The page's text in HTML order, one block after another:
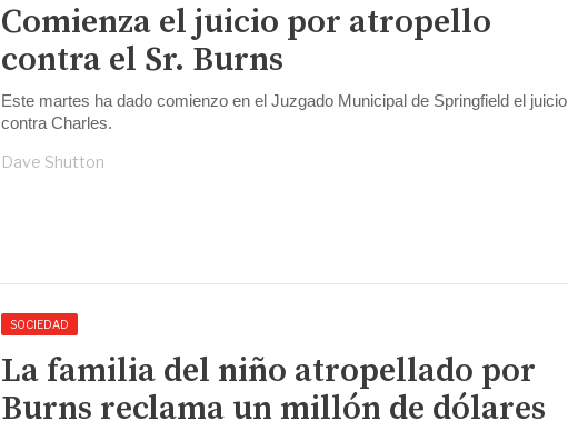
Comienza el juicio por atropello
contra el Sr. Burns
Este martes ha dado comienzo en el Juzgado Municipal de Springfield el juicio
contra Charles.
Dave Shutton
SOCIEDAD
La familia del niño atropellado por
Burns reclama un millón de dólares